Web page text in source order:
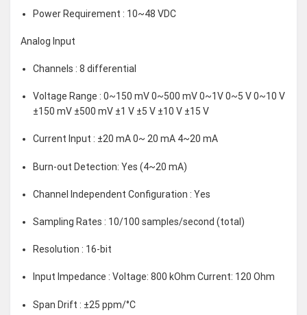
Power Requirement : 10~48 VDC
Analog Input
Channels : 8 differential
Voltage Range : 0~150 mV 0~500 mV 0~1V 0~5 V 0~10 V
±150 mV ±500 mV ±1 V ±5 V ±10 V ±15 V
Current Input : ±20 mA 0~ 20 mA 4~20 mA
Burn-out Detection: Yes (4~20 mA)
Channel Independent Configuration : Yes
Sampling Rates : 10/100 samples/second (total)
Resolution : 16-bit
Input Impedance : Voltage: 800 kOhm Current: 120 Ohm
Span Drift : ±25 ppm/°C